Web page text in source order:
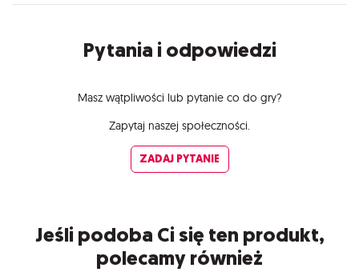
Pytania i odpowiedzi
Masz wątpliwości lub pytanie co do gry?
Zapytaj naszej społeczności.
ZADAJ PYTANIE
Jeśli podoba Ci się ten produkt,
polecamy również